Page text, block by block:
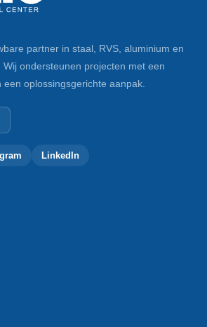
partner in staal, RVS, aluminium en
ondersteunen projecten met een
een oplossingsgerichte aanpak.
LinkedIn